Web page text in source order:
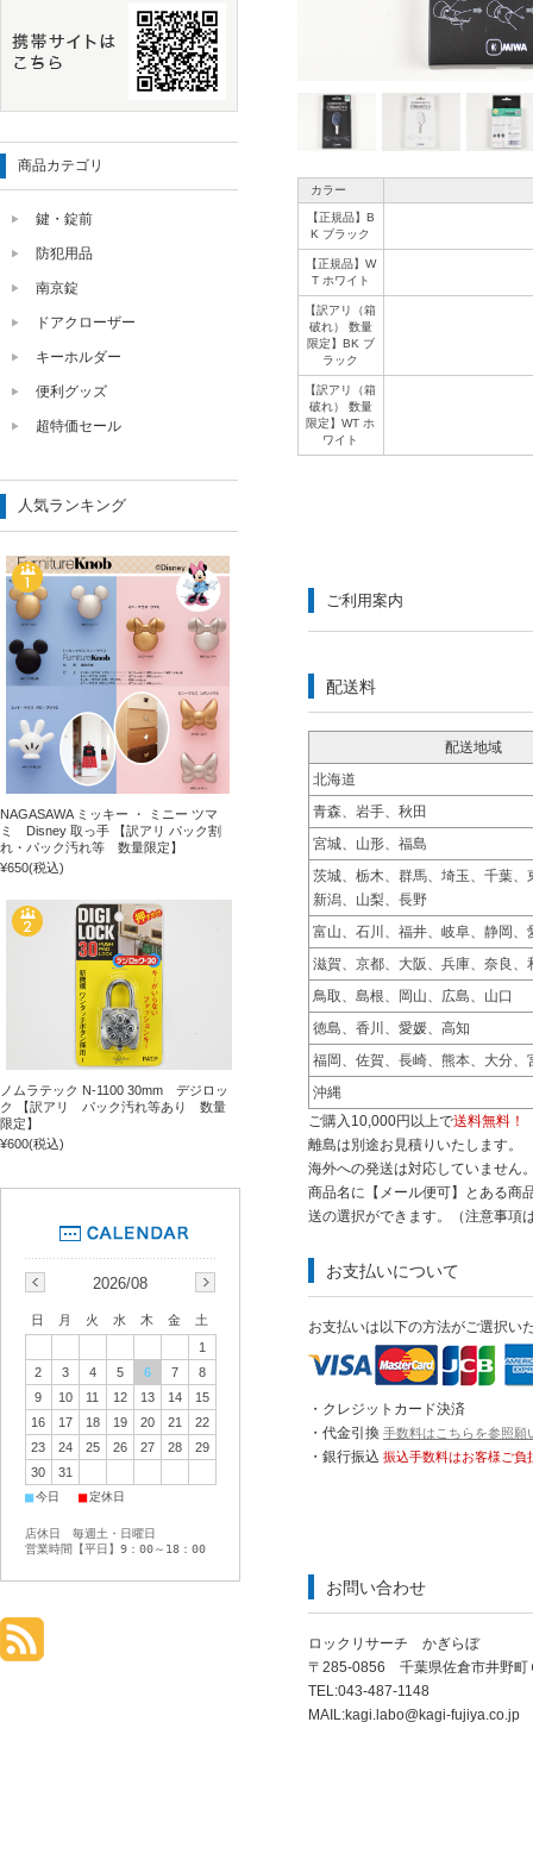
カラー
【正規品】B
K ブラック
【正規品】W
T ホワイト
【訳アリ（箱
破れ） 数量
限定】BK ブ
ラック
【訳アリ（箱
破れ） 数量
限定】WT ホ
ワイト
ご利用案内
配送料
配送地域
北海道
青森、岩手、秋田
宮城、山形、福島
茨城、栃木、群馬、埼玉、千葉、
新潟、山梨、長野
富山、石川、福井、岐阜、静岡、
滋賀、京都、大阪、兵庫、奈良、
鳥取、島根、岡山、広島、山口
徳島、香川、愛媛、高知
福岡、佐賀、長崎、熊本、大分、
沖縄
ご購入10,000円以上で送料無料！
離島は別途お見積りいたします。
海外への発送は対応していません
商品名に【メール便可】とある商
送の選択ができます。（注意事項
お支払いについて
お支払いは以下の方法がご選択い
・クレジットカード決済
・代金引換 手数料はこちらを参照願
・銀行振込 振込手数料はお客様ご負
お問い合わせ
ロックリサーチ かぎらぼ
〒285-0856 千葉県佐倉市井野町
TEL:043-487-1148
MAIL:kagi.labo@kagi-fujiya.co.jp
商品カテゴリ
鍵・錠前
防犯用品
南京錠
ドアクローザー
キーホルダー
便利グッズ
超特価セール
人気ランキング
NAGASAWA ミッキー ・ ミニー ツマ
ミ Disney 取っ手 【訳アリ パック割
れ・パック汚れ等 数量限定】
¥650(税込)
ノムラテック N-1100 30mm デジロッ
ク 【訳アリ パック汚れ等あり 数量
限定】
¥600(税込)
2026/08
日 月 火 水 木 金
土
1
2
3 4 5 6 7
8
9
10 11 12 13 14
15
16
17 18 19 20 21
22
23
24 25 26 27 28
29
30
31
■今日 ■定休日
店休日 毎週土・日曜日
営業時間【平日】9：00～18：00